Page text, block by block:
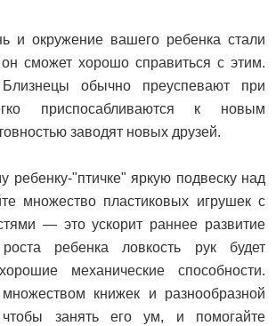
и окружение вашего ребенка стали
сможет хорошо справиться с этим.
Близнецы обычно преуспевают при
приспосабливаются к новым
заводят новых друзей.
ребенку-"птичке" яркую подвеску над
множество пластиковых игрушек с
— это ускорит раннее развитие
ребенка ловкость рук будет
механические способности.
книжек и разнообразной
чтобы занять его ум, и помогайте